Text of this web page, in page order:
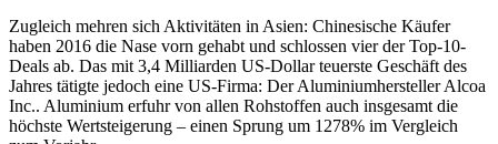
Zugleich mehren sich Aktivitäten in Asien: Chinesische Käufer
haben 2016 die Nase vorn gehabt und schlossen vier der Top-10-
Deals ab. Das mit 3,4 Milliarden US-Dollar teuerste Geschäft des
Jahres tätigte jedoch eine US-Firma: Der Aluminiumhersteller Alcoa
Inc.. Aluminium erfuhr von allen Rohstoffen auch insgesamt die
höchste Wertsteigerung – einen Sprung um 1278% im Vergleich